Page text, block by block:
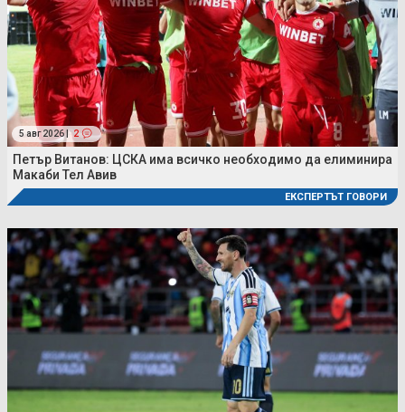
5 авг 2026 | 2
Петър Витанов: ЦСКА има всичко необходимо да елиминира
Макаби Тел Авив
ЕКСПЕРТЪТ ГОВОРИ